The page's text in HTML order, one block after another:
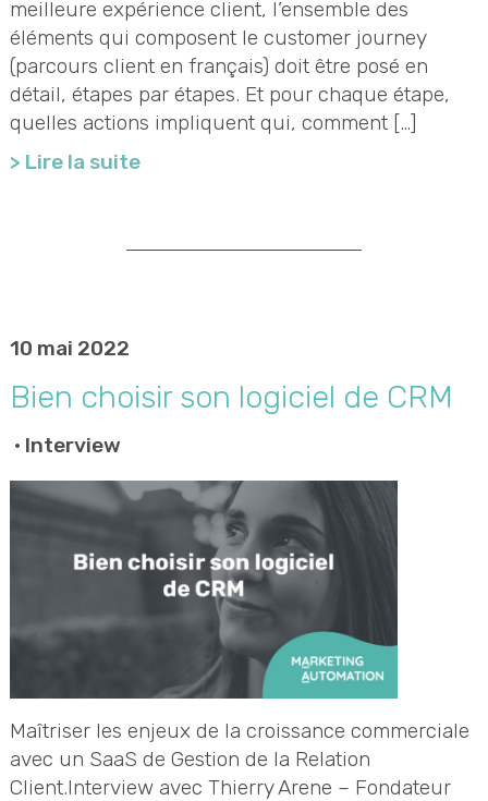
meilleure expérience client, l’ensemble des
éléments qui composent le customer journey
(parcours client en français) doit être posé en
détail, étapes par étapes. Et pour chaque étape,
quelles actions impliquent qui, comment […]
> Lire la suite
10 mai 2022
Bien choisir son logiciel de CRM
• Interview
Maîtriser les enjeux de la croissance commerciale
avec un SaaS de Gestion de la Relation
Client.Interview avec Thierry Arene – Fondateur